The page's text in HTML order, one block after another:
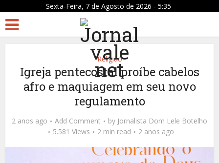
Sexta-Feira, 7 de Agosto de 2026 - 5:35
Religião
Igreja pentecostal proíbe cabelos
afro e maquiagem em seu novo
regulamento
2 anos ago Add Comment by Jornalista Dom Lele Botelho
5.581 Views
2 min read 2 anos ago